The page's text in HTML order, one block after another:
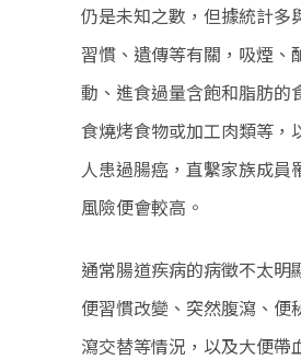
仍是未知之數，但據統計多
習慣、遺傳等有關，吸煙、
動、進食過量含飽和脂肪的
食燒烤食物或加工肉類等，
人患過腸癌，直繫家族成員
風險便會較高。
通常腸道疾病的病徵不太明
便習慣改變、突然腹瀉、便
瀉交替等情況，以及大便帶